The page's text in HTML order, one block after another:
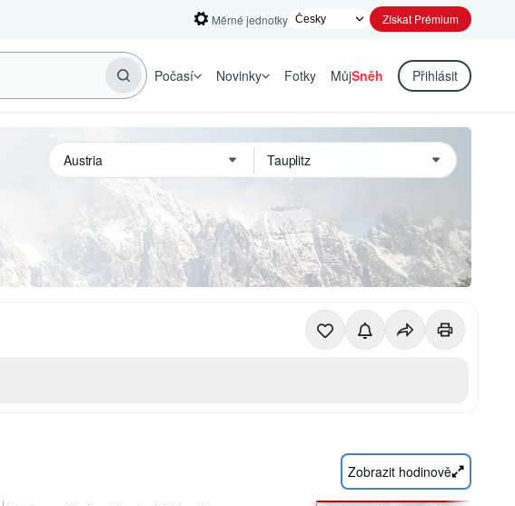
Měrné jednotky Získat Prémium
Počasí Novinky Fotky MůjSněh Přihlásit
Zobrazit hodinově